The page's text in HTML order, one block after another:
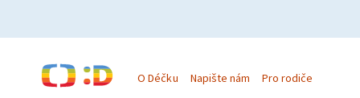
O Déčku Napište nám Pro rodiče